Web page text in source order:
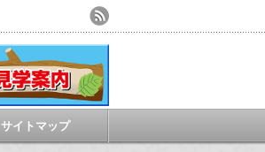
サイトマップ